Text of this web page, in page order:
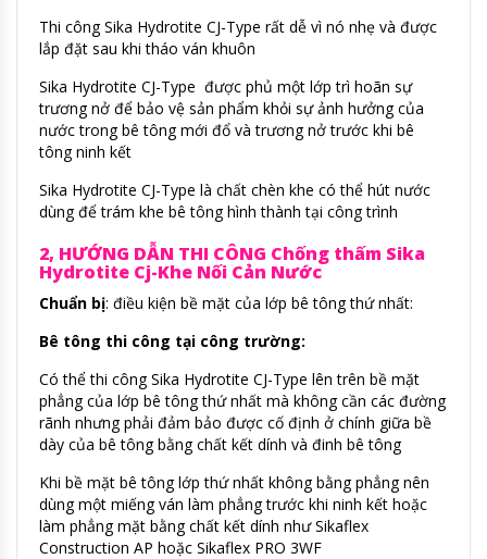
Thi công Sika Hydrotite CJ-Type rất dễ vì nó nhẹ và được
lắp đặt sau khi tháo ván khuôn
Sika Hydrotite CJ-Type được phủ một lớp trì hoãn sự
trương nở để bảo vệ sản phẩm khỏi sự ảnh hưởng của
nước trong bê tông mới đổ và trương nở trước khi bê
tông ninh kết
Sika Hydrotite CJ-Type là chất chèn khe có thể hút nước
dùng để trám khe bê tông hình thành tại công trình
2, HƯỚNG DẪN THI CÔNG Chống thấm Sika
Hydrotite Cj-Khe Nối Cản Nước
Chuẩn bị: điều kiện bề mặt của lớp bê tông thứ nhất:
Bê tông thi công tại công trường:
Có thể thi công Sika Hydrotite CJ-Type lên trên bề mặt
phẳng của lớp bê tông thứ nhất mà không cần các đường
rãnh nhưng phải đảm bảo được cố định ở chính giữa bề
dày của bê tông bằng chất kết dính và đinh bê tông
Khi bề mặt bê tông lớp thứ nhất không bằng phẳng nên
dùng một miếng ván làm phẳng trước khi ninh kết hoặc
làm phẳng mặt bằng chất kết dính như Sikaflex
Construction AP hoặc Sikaflex PRO 3WF